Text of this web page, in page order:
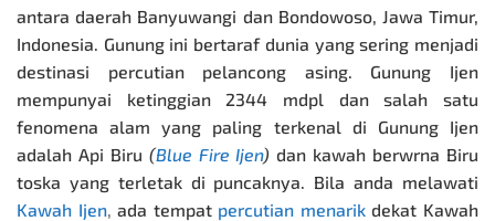
antara daerah Banyuwangi dan Bondowoso, Jawa Timur,
Indonesia. Gunung ini bertaraf dunia yang sering menjadi
destinasi percutian pelancong asing. Gunung Ijen
mempunyai ketinggian 2344 mdpl dan salah satu
fenomena alam yang paling terkenal di Gunung Ijen
adalah Api Biru (Blue Fire Ijen) dan kawah berwrna Biru
toska yang terletak di puncaknya. Bila anda melawati
Kawah Ijen,ada tempat percutian menarik dekat Kawah